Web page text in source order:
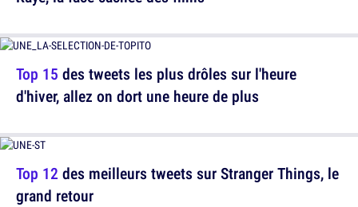
Top 12 des meilleurs tweets sur Stranger Things, le
grand retour
Top 15 des tweets les plus drôles sur l'heure
d'hiver, allez on dort une heure de plus